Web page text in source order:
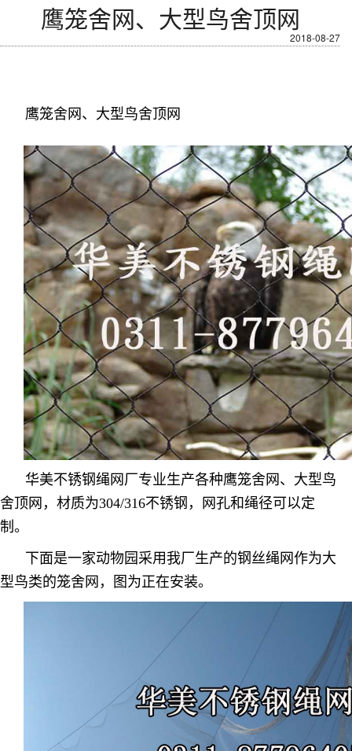
鹰笼舍网、大型鸟舍顶网
2018-08-27
鹰笼舍网、大型鸟舍顶网
华美不锈钢绳网厂专业生产各种鹰笼舍网、大型鸟
舍顶网，材质为304/316不锈钢，网孔和绳径可以定
制。
下面是一家动物园采用我厂生产的钢丝绳网作为大
型鸟类的笼舍网，图为正在安装。